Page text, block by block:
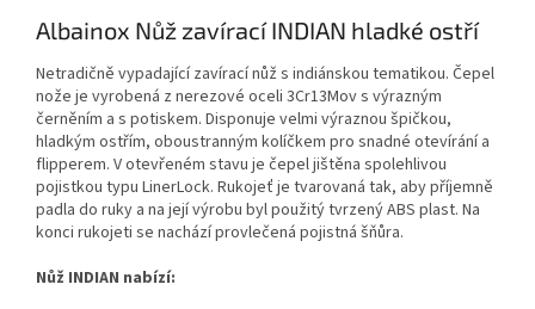
Albainox Nůž zavírací INDIAN hladké ostří
Netradičně vypadající zavírací nůž s indiánskou tematikou. Čepel
nože je vyrobená z nerezové oceli 3Cr13Mov s výrazným
černěním a s potiskem. Disponuje velmi výraznou špičkou,
hladkým ostřím, oboustranným kolíčkem pro snadné otevírání a
flipperem. V otevřeném stavu je čepel jištěna spolehlivou
pojistkou typu LinerLock. Rukojeť je tvarovaná tak, aby příjemně
padla do ruky a na její výrobu byl použitý tvrzený ABS plast. Na
konci rukojeti se nachází provlečená pojistná šňůra.
Nůž INDIAN nabízí: